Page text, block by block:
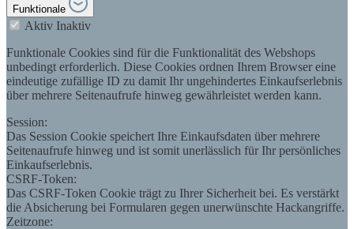
Funktionale
Aktiv Inaktiv
Funktionale Cookies sind für die Funktionalität des Webshops
unbedingt erforderlich. Diese Cookies ordnen Ihrem Browser eine
eindeutige zufällige ID zu damit Ihr ungehindertes Einkaufserlebnis
über mehrere Seitenaufrufe hinweg gewährleistet werden kann.
Session:
Das Session Cookie speichert Ihre Einkaufsdaten über mehrere
Seitenaufrufe hinweg und ist somit unerlässlich für Ihr persönliches
Einkaufserlebnis.
CSRF-Token:
Das CSRF-Token Cookie trägt zu Ihrer Sicherheit bei. Es verstärkt
die Absicherung bei Formularen gegen unerwünschte Hackangriffe.
Zeitzone: